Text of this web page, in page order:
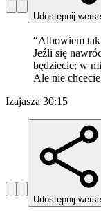
Udostępnij
“Albowiem
Jeźli się
będziecie; w
Ale nie
Izajasza 30:15
Udostępnij